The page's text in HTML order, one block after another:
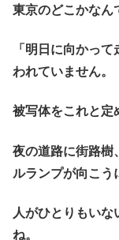
東京のどこかなん
「明日に向かっ
われていません。
被写体をこれと定
夜の道路に街路樹
ルランプが向こう
人がひとりもい
ね。